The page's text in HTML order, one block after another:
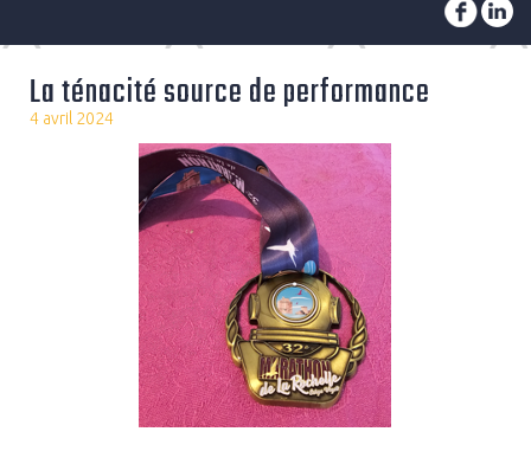
La ténacité source de performance
4 avril 2024